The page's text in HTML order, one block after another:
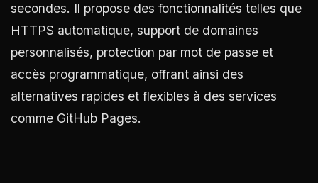
secondes. Il propose des fonctionnalités telles que
HTTPS automatique, support de domaines
personnalisés, protection par mot de passe et
accès programmatique, offrant ainsi des
alternatives rapides et flexibles à des services
comme GitHub Pages.